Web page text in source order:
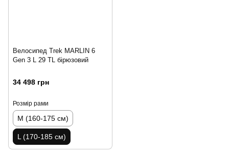
Велосипед Trek MARLIN 6
Gen 3 L 29 TL бірюзовий
34 498 грн
Розмір рами
M (160-175 см)
L (170-185 см)